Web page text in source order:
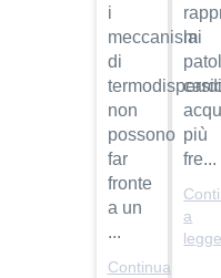
i
meccanismi
di
non
possono
far
fronte
a un
...
Continua
la
più
fre...
a